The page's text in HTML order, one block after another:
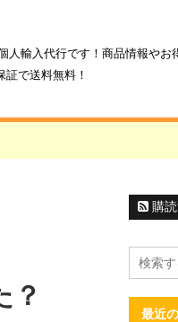
輸入代行です！商品情報やお
で送料無料！
？
購
最近